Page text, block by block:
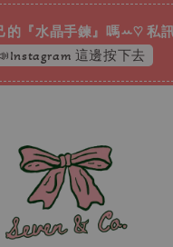
的『水晶手鍊』嗎ꕀ♡ 私
這邊按下去